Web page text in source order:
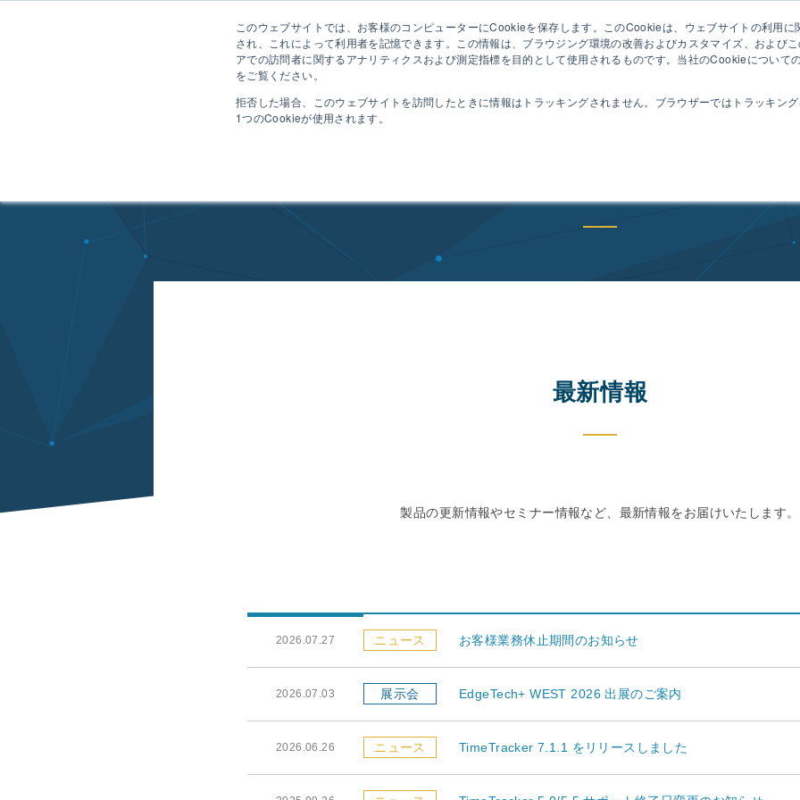
このウェブサイトでは、お客様のコンピューターにCookieを保存します。このCookieは、ウェブサイトの利用
され、これによって利用者を記憶できます。この情報は、ブラウジング環境の改善およびカスタマイズ、および
アでの訪問者に関するアナリティクスおよび測定指標を目的として使用されるものです。当社のCookieについて
をご覧ください。
拒否した場合、このウェブサイトを訪問したときに情報はトラッキングされません。ブラウザーではトラッキン
1つのCookieが使用されます。
セミ
最新情報
製品の更新情報やセミナー情報など、最新情報をお届けいたします。
2026.07.27 ニュース お客様業務休止期間のお知らせ
2026.07.03 展示会 EdgeTech+ WEST 2026 出展のご案内
2026.06.26 ニュース TimeTracker 7.1.1 をリリースしました